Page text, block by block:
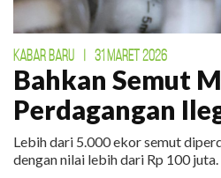
KABAR BARU 31 MARET 2026
Bahkan Semut
Perdagangan
Lebih dari 5.000 ekor semut
dengan nilai lebih dari Rp 100 juta.